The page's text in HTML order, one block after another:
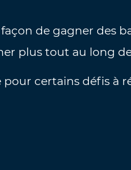
de gagner des
plus tout au long
certains défis à